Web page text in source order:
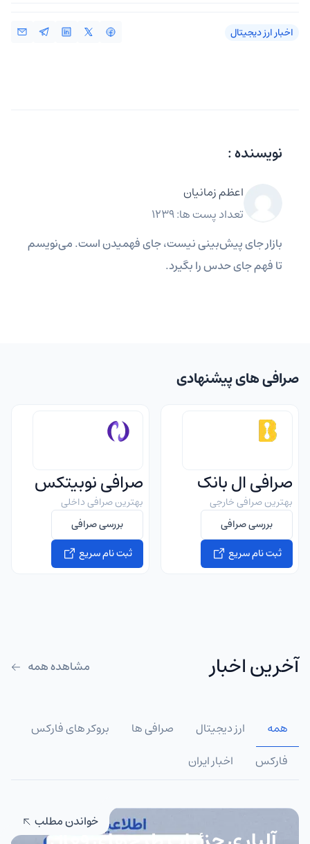
اخبار ارز دیجیتال
نویسنده :
اعظم زمانیان
تعداد پست ها: 1239
بازار جای پیش‌بینی نیست، جای فهمیدن است. می‌نویسم
تا فهم جای حدس را بگیرد.
صرافی های پیشنهادی
صرافی ال بانک
بهترین صرافی خارجی
بررسی صرافی
ثبت نام سریع
صرافی نوبیتکس
بهترین صرافی داخلی
بررسی صرافی
ثبت نام سریع
آخرین اخبار مشاهده همه
همه ارز دیجیتال صرافی ها
بروکر های فارکس
فارکس
اخبار ایران
خواندن مطلب